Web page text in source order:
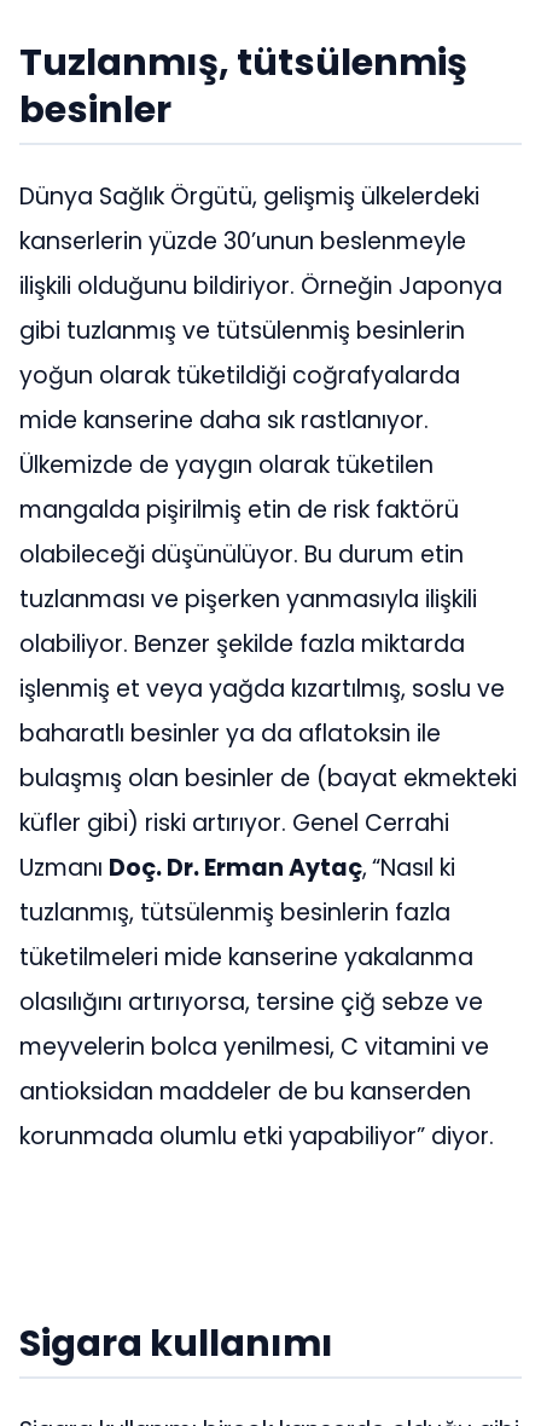
Tuzlanmış, tütsülenmiş
besinler
Dünya Sağlık Örgütü, gelişmiş ülkelerdeki
kanserlerin yüzde 30’unun beslenmeyle
ilişkili olduğunu bildiriyor. Örneğin Japonya
gibi tuzlanmış ve tütsülenmiş besinlerin
yoğun olarak tüketildiği coğrafyalarda
mide kanserine daha sık rastlanıyor.
Ülkemizde de yaygın olarak tüketilen
mangalda pişirilmiş etin de risk faktörü
olabileceği düşünülüyor. Bu durum etin
tuzlanması ve pişerken yanmasıyla ilişkili
olabiliyor. Benzer şekilde fazla miktarda
işlenmiş et veya yağda kızartılmış, soslu ve
baharatlı besinler ya da aflatoksin ile
bulaşmış olan besinler de (bayat ekmekteki
küfler gibi) riski artırıyor. Genel Cerrahi
Uzmanı Doç. Dr. Erman Aytaç,“Nasıl ki
tuzlanmış, tütsülenmiş besinlerin fazla
tüketilmeleri mide kanserine yakalanma
olasılığını artırıyorsa, tersine çiğ sebze ve
meyvelerin bolca yenilmesi, C vitamini ve
antioksidan maddeler de bu kanserden
korunmada olumlu etki yapabiliyor” diyor.
Sigara kullanımı